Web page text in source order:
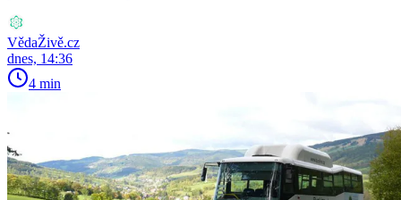
VědaŽivě.cz
dnes, 14:36
4 min